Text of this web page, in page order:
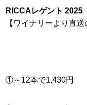
RICCAレゲント 2025
【ワイナリーより直送
①～12本で1,430円